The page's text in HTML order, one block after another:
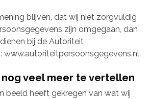
blijven, dat wij niet zorgvuldig
zijn omgegaan, dan
bij de Autoriteit
www.autoriteitpersoonsgegevens.nl.
veel meer te vertellen
beeld heeft gekregen van wat wij